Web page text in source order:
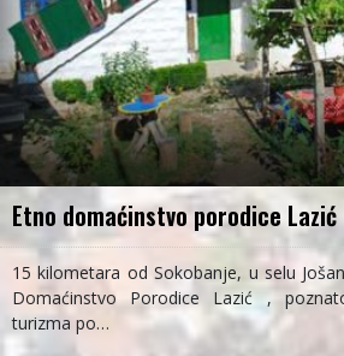
Etno domaćinstvo porodice Lazić
15 kilometara od Sokobanje, u selu
Domaćinstvo Porodice Lazić ,
turizma po…